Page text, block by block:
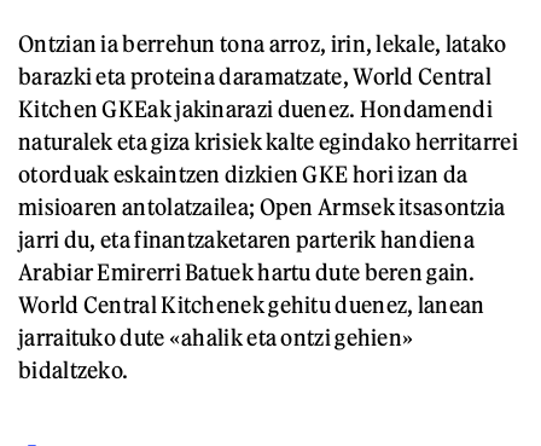
Ontzian ia berrehun tona arroz, irin, lekale, latako
barazki eta proteina daramatzate, World Central
Kitchen GKEak jakinarazi duenez. Hondamendi
naturalek eta giza krisiek kalte egindako herritarrei
otorduak eskaintzen dizkien GKE hori izan da
misioaren antolatzailea; Open Armsek itsasontzia
jarri du, eta finantzaketaren parterik handiena
Arabiar Emirerri Batuek hartu dute beren gain.
World Central Kitchenek gehitu duenez, lanean
jarraituko dute «ahalik eta ontzi gehien»
bidaltzeko.